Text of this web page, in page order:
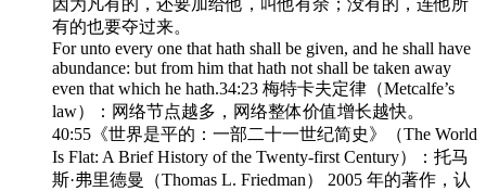
因为凡有的，还要加给他，叫他有余；没有的，连他所
有的也要夺过来。
For unto every one that hath shall be given, and he shall have
abundance: but from him that hath not shall be taken away
even that which he hath.34:23 梅特卡夫定律（Metcalfe’s
law）：网络节点越多，网络整体价值增长越快。
40:55《世界是平的：一部二十一世纪简史》（The World
Is Flat: A Brief History of the Twenty-first Century）：托马
斯·弗里德曼（Thomas L. Friedman） 2005 年的著作，认